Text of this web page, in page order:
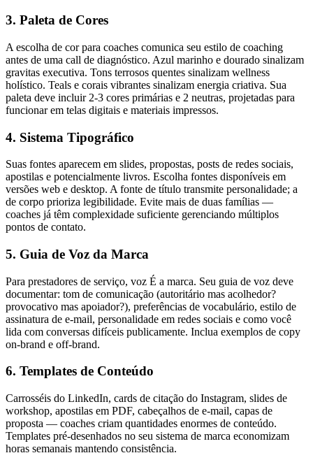
3. Paleta de Cores
A escolha de cor para coaches comunica seu estilo de coaching
antes de uma call de diagnóstico. Azul marinho e dourado sinalizam
gravitas executiva. Tons terrosos quentes sinalizam wellness
holístico. Teals e corais vibrantes sinalizam energia criativa. Sua
paleta deve incluir 2-3 cores primárias e 2 neutras, projetadas para
funcionar em telas digitais e materiais impressos.
4. Sistema Tipográfico
Suas fontes aparecem em slides, propostas, posts de redes sociais,
apostilas e potencialmente livros. Escolha fontes disponíveis em
versões web e desktop. A fonte de título transmite personalidade; a
de corpo prioriza legibilidade. Evite mais de duas famílias —
coaches já têm complexidade suficiente gerenciando múltiplos
pontos de contato.
5. Guia de Voz da Marca
Para prestadores de serviço, voz É a marca. Seu guia de voz deve
documentar: tom de comunicação (autoritário mas acolhedor?
provocativo mas apoiador?), preferências de vocabulário, estilo de
assinatura de e-mail, personalidade em redes sociais e como você
lida com conversas difíceis publicamente. Inclua exemplos de copy
on-brand e off-brand.
6. Templates de Conteúdo
Carrosséis do LinkedIn, cards de citação do Instagram, slides de
workshop, apostilas em PDF, cabeçalhos de e-mail, capas de
proposta — coaches criam quantidades enormes de conteúdo.
Templates pré-desenhados no seu sistema de marca economizam
horas semanais mantendo consistência.